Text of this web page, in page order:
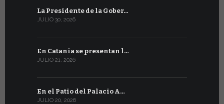
La Presidente de la Gober…
JULIO 30, 2026
En Catania se presentan l…
JULIO 21, 2026
En el Patio del Palacio A…
JULIO 20, 2026